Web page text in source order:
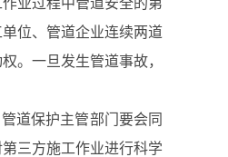
业过程中管道安全的第
位、管道企业连续两道
。一旦发生管道事故，
道保护主管部门要会同
三方施工作业进行科学